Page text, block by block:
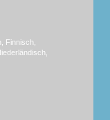
Finnisch,